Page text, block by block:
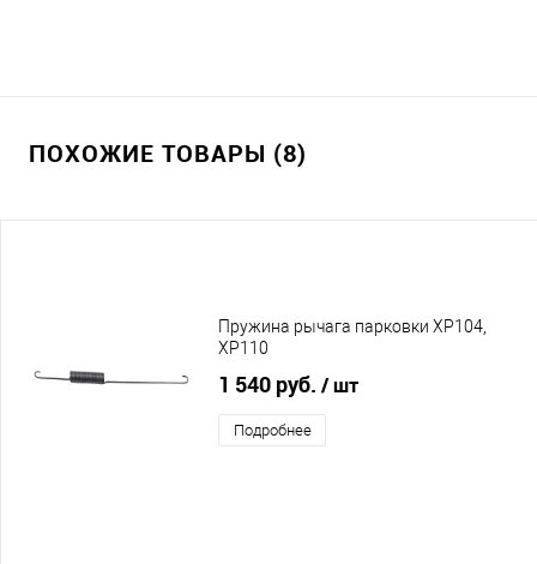
ПОХОЖИЕ ТОВАРЫ (8)
Пружина рычага парковки XP104,
XP110
1 540 руб. / шт
Подробнее